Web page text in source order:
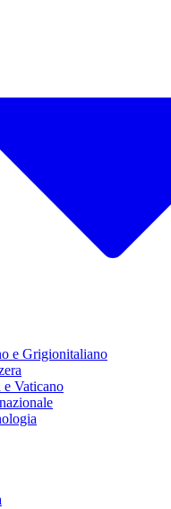
e Grigionitaliano
e Vaticano